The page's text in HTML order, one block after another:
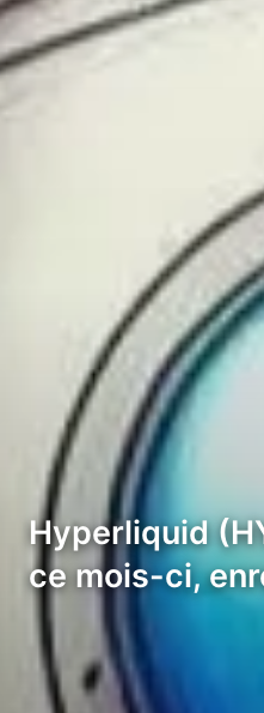
Hyperliquid
ce mois-ci,